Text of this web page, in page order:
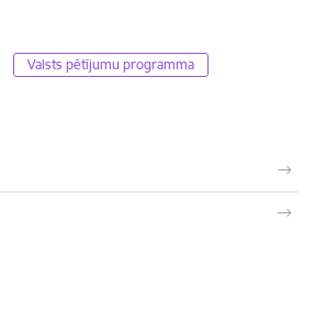
Valsts pētījumu programma